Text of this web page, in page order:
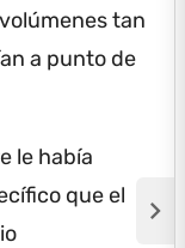
tan
a punto de
le había
que el
chevron_right